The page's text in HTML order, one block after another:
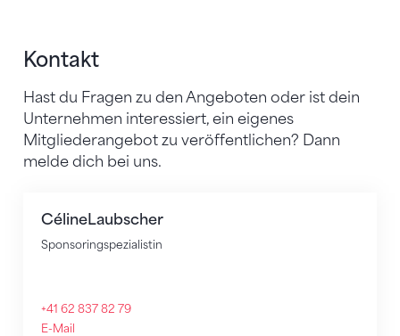
Kontakt
Hast du Fragen zu den Angeboten oder ist dein
Unternehmen interessiert, ein eigenes
Mitgliederangebot zu veröffentlichen? Dann
melde dich bei uns.
CélineLaubscher
Sponsoringspezialistin
+41 62 837 82 79
E-Mail